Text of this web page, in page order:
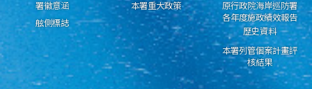
署徽意涵
舷側標誌
本署重大政策
原行政院海岸巡防署
各年度施政績效報告
歷史資料
本署列管個案計畫評
核結果